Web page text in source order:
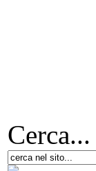
Cerca...